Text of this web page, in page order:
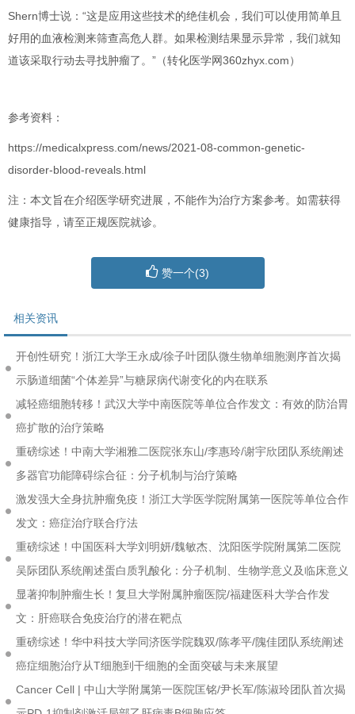
Shern博士说：“这是应用这些技术的绝佳机会，我们可以使用简单且
好用的血液检测来筛查高危人群。 如果检测结果显示异常，我们就知
道该采取行动去寻找肿瘤了 。”（转化医学网360zhyx.com）
参考资料：
https://medicalxpress.com/news/2021-08-common-genetic-
disorder-blood-reveals.html
注：本文旨在介绍医学研究进展，不能作为治疗方案参考。如需获得
健康指导，请至正规医院就诊。
赞一个(3)
相关资讯
开创性研究！浙江大学王永成/徐子叶团队微生物单细胞测序首次揭
示肠道细菌“个体差异”与糖尿病代谢变化的内在联系
减轻癌细胞转移！武汉大学中南医院等单位合作发文：有效的防治胃
癌扩散的治疗策略
重磅综述！中南大学湘雅二医院张东山/李惠玲/谢宇欣团队系统阐述
多器官功能障碍综合征：分子机制与治疗策略
激发强大全身抗肿瘤免疫！浙江大学医学院附属第一医院等单位合作
发文：癌症治疗联合疗法
重磅综述！中国医科大学刘明妍/魏敏杰、沈阳医学院附属第二医院
吴际团队系统阐述蛋白质乳酸化：分子机制、生物学意义及临床意义
显著抑制肿瘤生长！复旦大学附属肿瘤医院/福建医科大学合作发
文：肝癌联合免疫治疗的潜在靶点
重磅综述！华中科技大学同济医学院魏双/陈孝平/隗佳团队系统阐述
癌症细胞治疗从T细胞到干细胞的全面突破与未来展望
Cancer Cell | 中山大学附属第一医院匡铭/尹长军/陈淑玲团队首次揭